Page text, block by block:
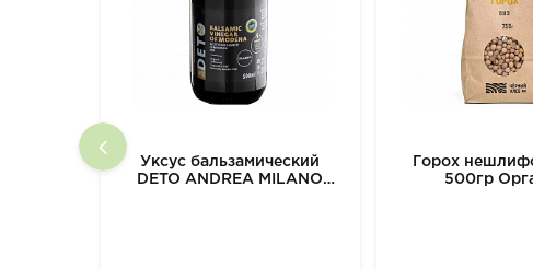
Уксус бальзамический
DETO ANDREA MILANO
Горох
500гр